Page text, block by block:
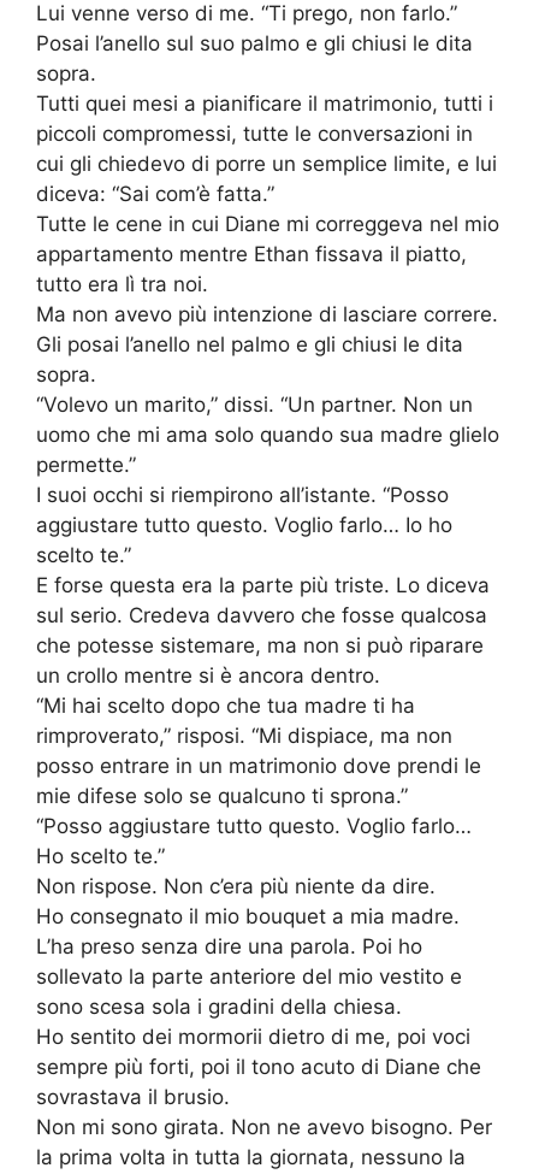
Lui venne verso di me. “Ti prego, non farlo.”
Posai l’anello sul suo palmo e gli chiusi le dita
sopra.
Tutti quei mesi a pianificare il matrimonio, tutti i
piccoli compromessi, tutte le conversazioni in
cui gli chiedevo di porre un semplice limite, e lui
diceva: “Sai com’è fatta.”
Tutte le cene in cui Diane mi correggeva nel mio
appartamento mentre Ethan fissava il piatto,
tutto era lì tra noi.
Ma non avevo più intenzione di lasciare correre.
Gli posai l’anello nel palmo e gli chiusi le dita
sopra.
“Volevo un marito,” dissi. “Un partner. Non un
uomo che mi ama solo quando sua madre glielo
permette.”
I suoi occhi si riempirono all’istante. “Posso
aggiustare tutto questo. Voglio farlo… Io ho
scelto te.”
E forse questa era la parte più triste. Lo diceva
sul serio. Credeva davvero che fosse qualcosa
che potesse sistemare, ma non si può riparare
un crollo mentre si è ancora dentro.
“Mi hai scelto dopo che tua madre ti ha
rimproverato,” risposi. “Mi dispiace, ma non
posso entrare in un matrimonio dove prendi le
mie difese solo se qualcuno ti sprona.”
“Posso aggiustare tutto questo. Voglio farlo…
Ho scelto te.”
Non rispose. Non c’era più niente da dire.
Ho consegnato il mio bouquet a mia madre.
L’ha preso senza dire una parola. Poi ho
sollevato la parte anteriore del mio vestito e
sono scesa sola i gradini della chiesa.
Ho sentito dei mormorii dietro di me, poi voci
sempre più forti, poi il tono acuto di Diane che
sovrastava il brusio.
Non mi sono girata. Non ne avevo bisogno. Per
la prima volta in tutta la giornata, nessuno la